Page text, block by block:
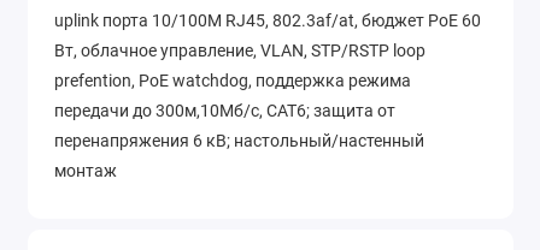
uplink порта 10/100M RJ45, 802.3af/at, бюджет PoE 60
Вт, облачное управление, VLAN, STP/RSTP loop
prefention, PoE watchdog, поддержка режима
передачи до 300м,10Мб/с, CAT6; защита от
перенапряжения 6 кВ; настольный/настенный
монтаж